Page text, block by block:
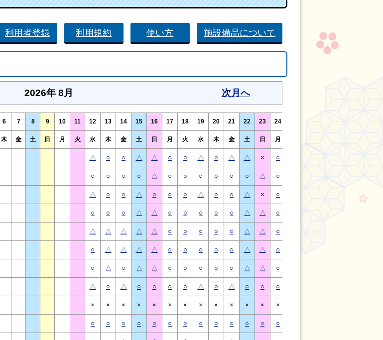
利用者登録 利用規約 使い方 施設備品について
2026年 8月 次月へ
6 7 8 9 10 11 12 13 14 15 16 17 18 19 20 21 22 23 24
木 金 土 日 月 火 水 木 金 土 日 月 火 水 木 金 土 日 月
△ ○ ○ △ △ ○ ○ △ ○ △ △ × ○
○ ○ ○ ○ △ ○ ○ ○ ○ ○ ○ △ ○ ○
△ ○ ○ △ ○ ○ ○ △ ○ ○ △ × ○
○ ○ ○ △ △ ○ ○ ○ ○ ○ △ △ ○
△ △ △ △ △ ○ ○ ○ ○ ○ △ △ ○
○ △ △ △ △ ○ ○ ○ ○ ○ △ △ ○
○ △ ○ △ △ ○ ○ ○ ○ ○ △ △ ○
△ ○ △ ○ ○ ○ ○ △ ○ △ ○ ○ ○
× × × × × × × × × × × × ×
○ ○ ○ ○ ○ ○ ○ ○ ○ ○ ○ ○ ○